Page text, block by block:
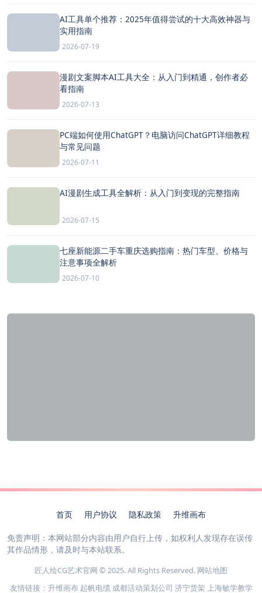
AI工具单个推荐：2025年值得尝试的十大高效神器与
实用指南
2026-07-19
漫剧文案脚本AI工具大全：从入门到精通，创作者必
看指南
2026-07-13
PC端如何使用ChatGPT？电脑访问ChatGPT详细教程
与常见问题
2026-07-11
AI漫剧生成工具全解析：从入门到变现的完整指南
2026-07-15
七座新能源二手车重庆选购指南：热门车型、价格与
注意事项全解析
2026-07-10
首页 用户协议 隐私政策 升维画布
免责声明：本网站部分内容由用户自行上传，如权利人发现存在误传
其作品情形，请及时与本站联系。
匠人绘CG艺术官网 © 2025. All Rights Reserved. 网站地图
友情链接： 升维画布 起帆电缆 成都活动策划公司 济宁货架 上海敏学教学